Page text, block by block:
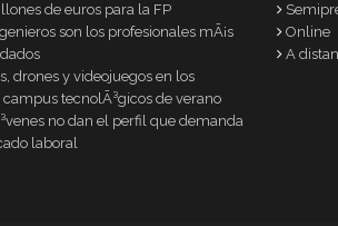
de euros para la FP
son los profesionales mÃ¡s
drones y videojuegos en los
campus tecnolÃ³gicos de verano
no dan el perfil que demanda
laboral
Online
A